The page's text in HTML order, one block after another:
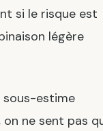
si le risque est
légère
sous-estime
ne sent pas